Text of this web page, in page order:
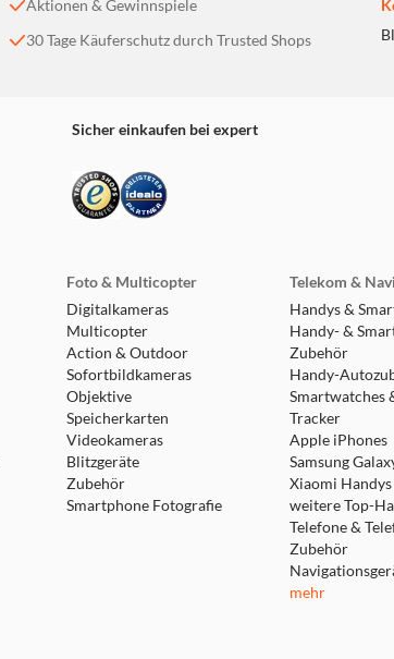
Aktionen & Gewinnspiele
30 Tage Käuferschutz durch Trusted Shops
Sicher einkaufen bei expert
Foto & Multicopter
Digitalkameras
Multicopter
Action & Outdoor
Sofortbildkameras
Objektive
Speicherkarten
Videokameras
Blitzgeräte
Zubehör
Smartphone Fotografie
Telekom &
Handys &
Handy- &
Zubehör
Handy-
Smartwatches
Tracker
Apple iPhones
Samsung
Xiaomi Handys
weitere Top-
Telefone &
Zubehör
mehr